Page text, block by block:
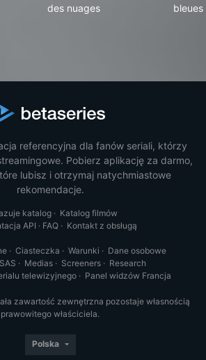
des nuages
bleues
referencyjna dla fanów seriali, którzy
Pobierz aplikację za darmo,
lubisz i otrzymaj natychmiastowe
rekomendacje.
katalog· Katalog filmów
API · FAQ· Kontakt z obsługą
· Ciasteczka · Warunki · Dane osobowe
· Medias· Screeners· Research
telewizyjnego· Panel widzów Francja
zawartość zewnętrzna pozostaje własnością
prawowitego właściciela.
Polska